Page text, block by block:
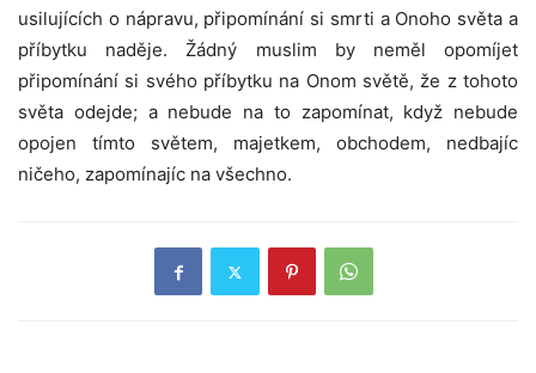
usilujících o nápravu, připomínání si smrti a Onoho světa a
příbytku naděje. Žádný muslim by neměl opomíjet
připomínání si svého příbytku na Onom světě, že z tohoto
světa odejde; a nebude na to zapomínat, když nebude
opojen tímto světem, majetkem, obchodem, nedbajíc
ničeho, zapomínajíc na všechno.